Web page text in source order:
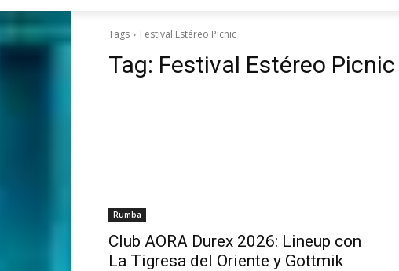
Tags Festival Estéreo Picnic
Tag: Festival Estéreo Picnic
Rumba
Club AORA Durex 2026: Lineup con
La Tigresa del Oriente y Gottmik